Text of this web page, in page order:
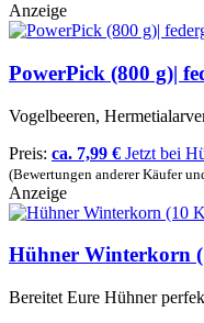
Anzeige
PowerPick (800 g)|
Vogelbeeren,
Preis: ca. 7,99 € Jetzt bei
(Bewertungen anderer Käufer
Anzeige
Hühner Winterkorn
Bereitet Eure Hühner